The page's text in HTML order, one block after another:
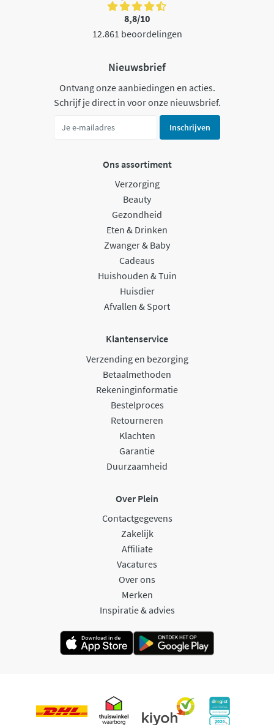
8,8/10
12.861 beoordelingen
Nieuwsbrief
Ontvang onze aanbiedingen en acties.
Schrijf je direct in voor onze nieuwsbrief.
Inschrijven
Ons assortiment
Verzorging
Beauty
Gezondheid
Eten & Drinken
Zwanger & Baby
Cadeaus
Huishouden & Tuin
Huisdier
Afvallen & Sport
Klantenservice
Verzending en bezorging
Betaalmethoden
Rekeninginformatie
Bestelproces
Retourneren
Klachten
Garantie
Duurzaamheid
Over Plein
Contactgegevens
Zakelijk
Affiliate
Vacatures
Over ons
Merken
Inspiratie & advies